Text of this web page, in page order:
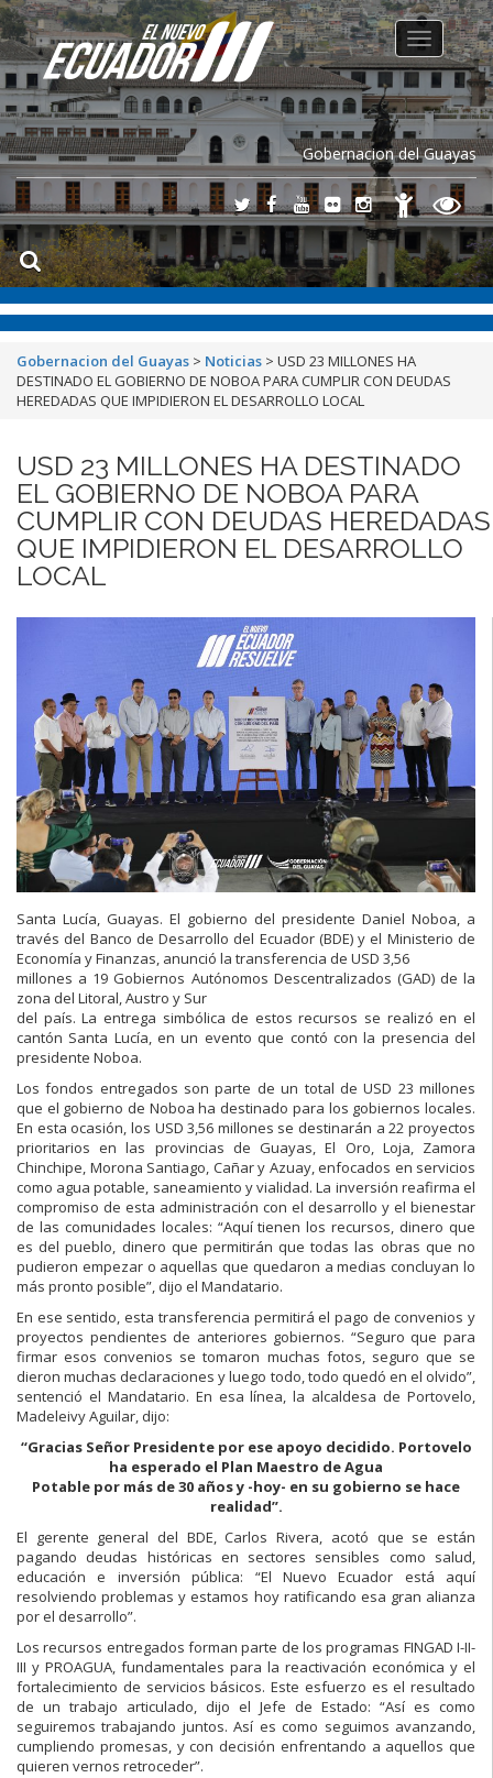
Gobernacion del Guayas
Toggle
navigation
Gobernacion del Guayas > Noticias > USD 23 MILLONES HA
DESTINADO EL GOBIERNO DE NOBOA PARA CUMPLIR CON DEUDAS
HEREDADAS QUE IMPIDIERON EL DESARROLLO LOCAL
USD 23 MILLONES HA DESTINADO
EL GOBIERNO DE NOBOA PARA
CUMPLIR CON DEUDAS HEREDADAS
QUE IMPIDIERON EL DESARROLLO
LOCAL
Santa Lucía, Guayas. El gobierno del presidente Daniel Noboa, a
través del Banco de Desarrollo del Ecuador (BDE) y el Ministerio de
Economía y Finanzas, anunció la transferencia de USD 3,56
millones a 19 Gobiernos Autónomos Descentralizados (GAD) de la
zona del Litoral, Austro y Sur
del país. La entrega simbólica de estos recursos se realizó en el
cantón Santa Lucía, en un evento que contó con la presencia del
presidente Noboa.
Los fondos entregados son parte de un total de USD 23 millones
que el gobierno de Noboa ha destinado para los gobiernos locales.
En esta ocasión, los USD 3,56 millones se destinarán a 22 proyectos
prioritarios en las provincias de Guayas, El Oro, Loja, Zamora
Chinchipe, Morona Santiago, Cañar y Azuay, enfocados en servicios
como agua potable, saneamiento y vialidad. La inversión reafirma el
compromiso de esta administración con el desarrollo y el bienestar
de las comunidades locales: “Aquí tienen los recursos, dinero que
es del pueblo, dinero que permitirán que todas las obras que no
pudieron empezar o aquellas que quedaron a medias concluyan lo
más pronto posible”, dijo el Mandatario.
En ese sentido, esta transferencia permitirá el pago de convenios y
proyectos pendientes de anteriores gobiernos. “Seguro que para
firmar esos convenios se tomaron muchas fotos, seguro que se
dieron muchas declaraciones y luego todo, todo quedó en el olvido”,
sentenció el Mandatario. En esa línea, la alcaldesa de Portovelo,
Madeleivy Aguilar, dijo:
“Gracias Señor Presidente por ese apoyo decidido. Portovelo
ha esperado el Plan Maestro de Agua
Potable por más de 30 años y -hoy- en su gobierno se hace
realidad”.
El gerente general del BDE, Carlos Rivera, acotó que se están
pagando deudas históricas en sectores sensibles como salud,
educación e inversión pública: “El Nuevo Ecuador está aquí
resolviendo problemas y estamos hoy ratificando esa gran alianza
por el desarrollo”.
Los recursos entregados forman parte de los programas FINGAD I-II-
III y PROAGUA, fundamentales para la reactivación económica y el
fortalecimiento de servicios básicos. Este esfuerzo es el resultado
de un trabajo articulado, dijo el Jefe de Estado: “Así es como
seguiremos trabajando juntos. Así es como seguimos avanzando,
cumpliendo promesas, y con decisión enfrentando a aquellos que
quieren vernos retroceder”.